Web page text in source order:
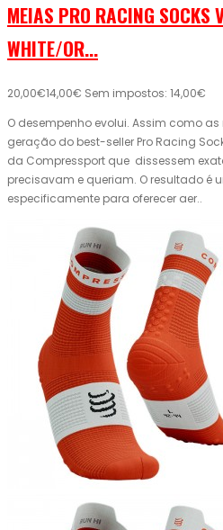
MEIAS PRO RACING SOCKS
WHITE/OR...
20,00€14,00€ Sem impostos: 14,00€
O desempenho evolui. Assim como
geração do best-seller Pro Racing
da Compressport que dissessem
precisavam e queriam. O resultado é
especificamente para oferecer aer..